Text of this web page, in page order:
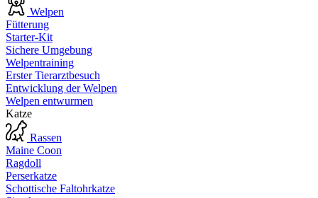
Welpen
Fütterung
Starter-Kit
Sichere Umgebung
Welpentraining
Erster Tierarztbesuch
Entwicklung der Welpen
Welpen entwurmen
Katze
Rassen
Maine Coon
Ragdoll
Perserkatze
Schottische Faltohrkatze